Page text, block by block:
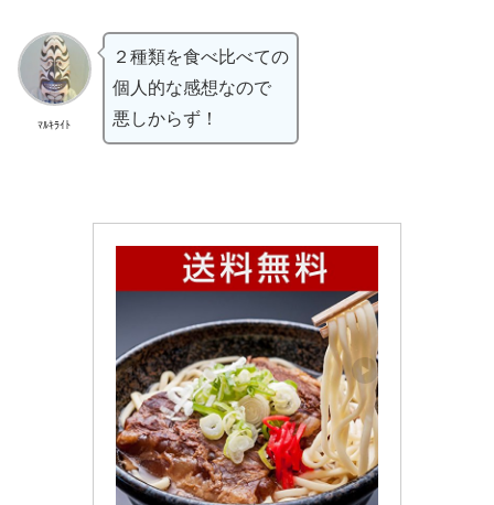
ﾏﾙｷﾗｲﾄ
２種類を食べ比べての
個人的な感想なので
悪しからず！